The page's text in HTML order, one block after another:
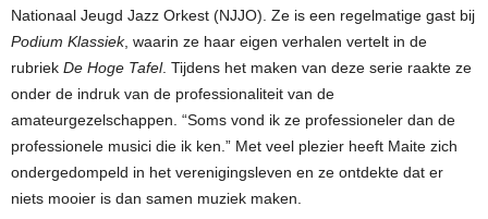
Nationaal Jeugd Jazz Orkest (NJJO). Ze is een regelmatige gast bij
Podium Klassiek, waarin ze haar eigen verhalen vertelt in de
rubriek De Hoge Tafel. Tijdens het maken van deze serie raakte ze
onder de indruk van de professionaliteit van de
amateurgezelschappen. “Soms vond ik ze professioneler dan de
professionele musici die ik ken.” Met veel plezier heeft Maite zich
ondergedompeld in het verenigingsleven en ze ontdekte dat er
niets mooier is dan samen muziek maken.